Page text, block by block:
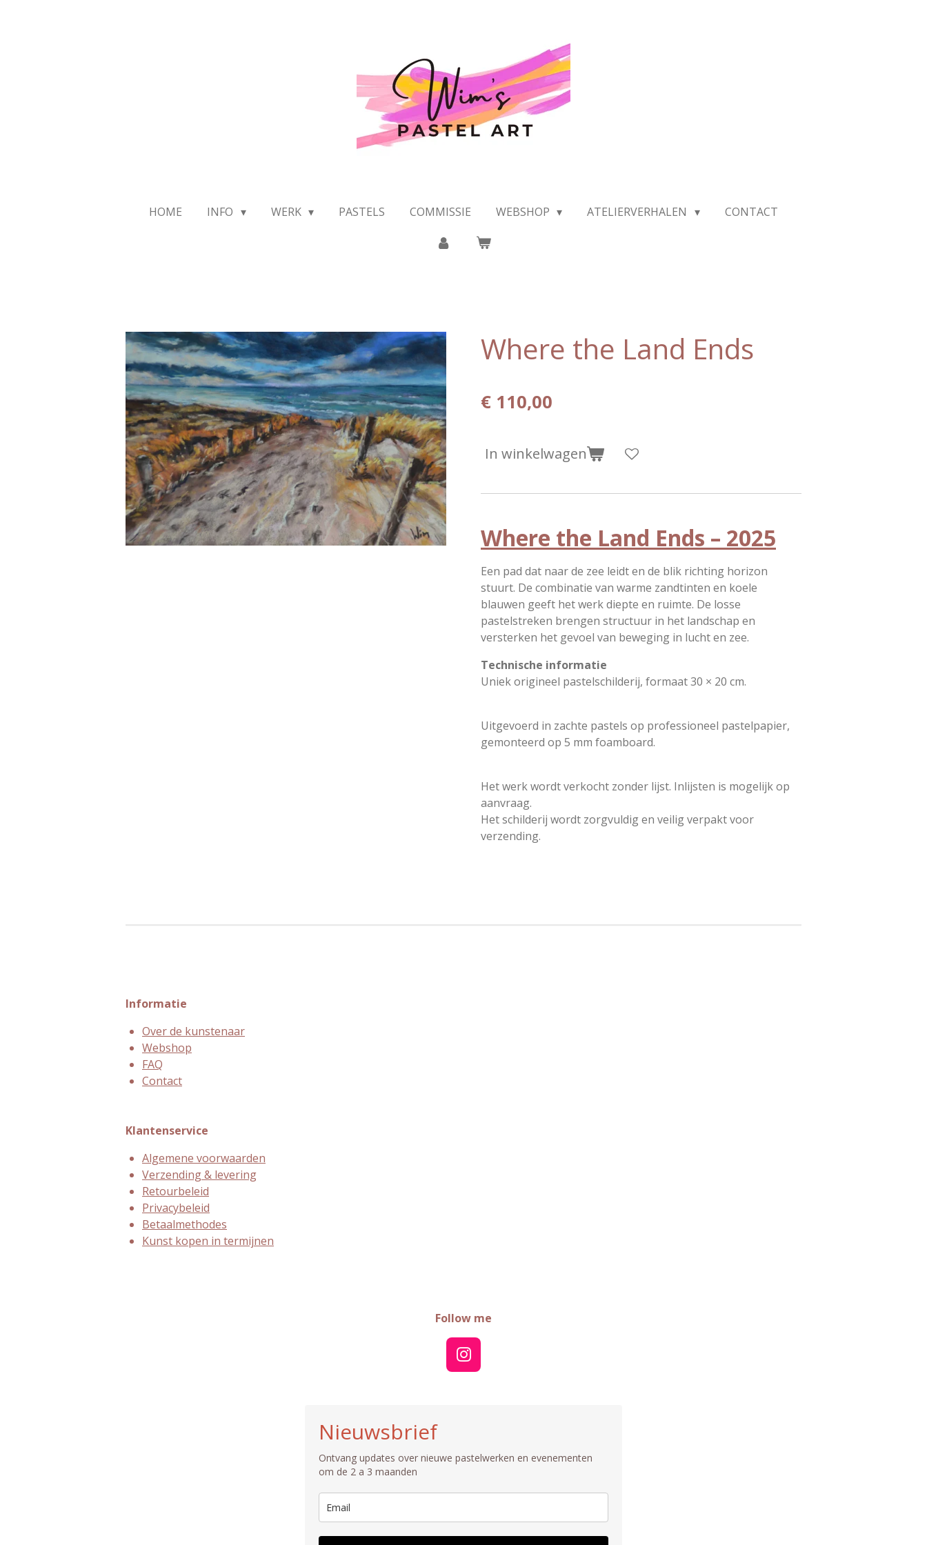
HOME INFO WERK PASTELS COMMISSIE WEBSHOP ATELIERVERHALEN CONTACT
Where the Land Ends
€ 110,00
In winkelwagen
Where the Land Ends – 2025
Een pad dat naar de zee leidt en de blik richting horizon
stuurt. De combinatie van warme zandtinten en koele
blauwen geeft het werk diepte en ruimte. De losse
pastelstreken brengen structuur in het landschap en
versterken het gevoel van beweging in lucht en zee.
Technische informatie
Uniek origineel pastelschilderij, formaat 30 × 20 cm.
Uitgevoerd in zachte pastels op professioneel pastelpapier,
gemonteerd op 5 mm foamboard.
Het werk wordt verkocht zonder lijst. Inlijsten is mogelijk op
aanvraag.
Het schilderij wordt zorgvuldig en veilig verpakt voor
verzending.
Informatie
Over de kunstenaar
Webshop
FAQ
Contact
Klantenservice
Algemene voorwaarden
Verzending & levering
Retourbeleid
Privacybeleid
Betaalmethodes
Kunst kopen in termijnen
Follow me
I
n
r
m
Nieuwsbrief
Ontvang updates over nieuwe pastelwerken en evenementen
om de 2 a 3 maanden